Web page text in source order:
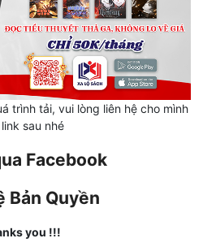
trình tải, vui lòng liên hệ cho mình
sau nhé
Facebook
Bản Quyền
you !!!